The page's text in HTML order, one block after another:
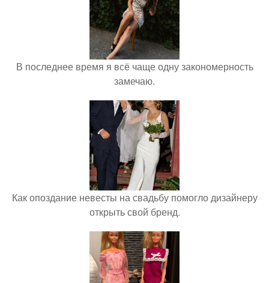
В последнее время я всё чаще одну закономерность
замечаю.
Как опоздание невесты на свадьбу помогло дизайнеру
открыть свой бренд.